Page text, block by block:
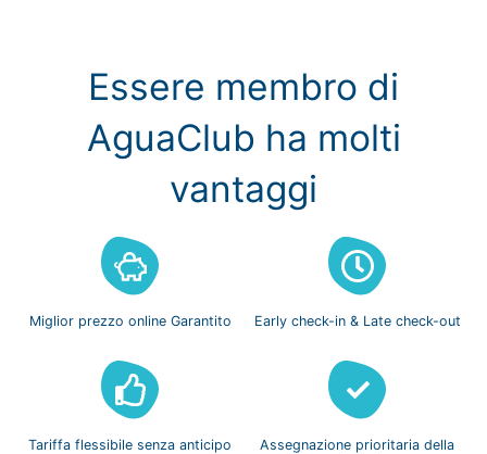
Essere membro di
AguaClub ha molti
vantaggi
Miglior prezzo online Garantito Early check-in & Late check-out
Tariffa flessibile senza anticipo Assegnazione prioritaria della